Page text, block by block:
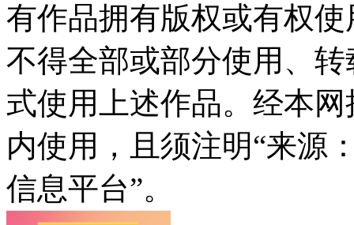
有作品拥有版权或有权
不得全部或部分使用、
式使用上述作品。经本
内使用，且须注明“来源
信息平台”。